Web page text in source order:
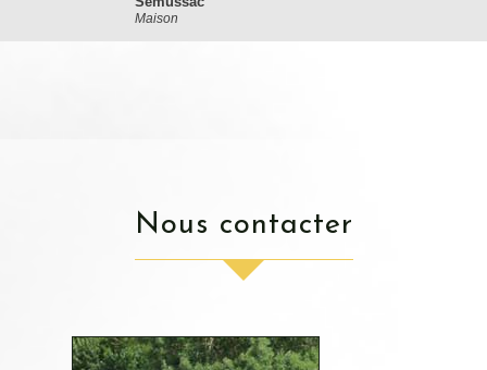
Maison
nous contacter